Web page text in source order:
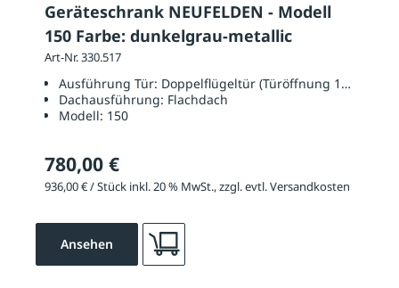
Geräteschrank NEUFELDEN - Modell
150 Farbe: dunkelgrau-metallic
Art-Nr. 330.517
Ausführung Tür: Doppelflügeltür (Türöffnung 1350 x
Dachausführung: Flachdach
Modell: 150
780,00 €
936,00 € / Stück inkl. 20 % MwSt., zzgl. evtl. Versandkosten
Ansehen